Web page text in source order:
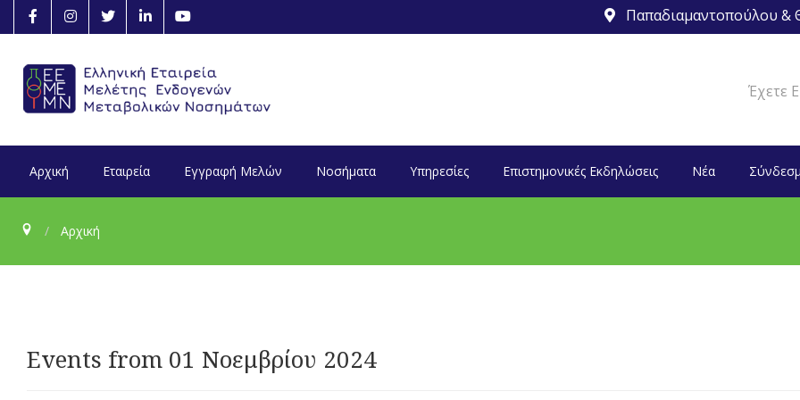
Παπαδιαμαντοπούλου &
Έχετε
Αρχική Εταιρεία Εγγραφή Μελών Νοσήματα Υπηρεσίες Επιστημονικές Εκδηλώσεις Νέα
Αρχική
Events from 01 Νοεμβρίου 2024